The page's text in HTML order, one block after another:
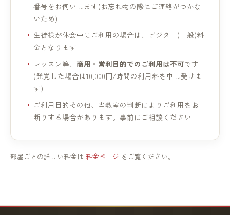
番号をお伺いします(お忘れ物の際にご連絡がつかな
いため)
生徒様が休会中にご利用の場合は、ビジター(一般)料
金となります
レッスン等、 商用・営利目的でのご利用は不可です
(発覚した場合は10,000円/時間の利用料を申し受けま
す)
ご利用目的その他、当教室の判断によりご利用をお
断りする場合があります。事前にご相談ください
部屋ごとの詳しい料金は 料金ページ をご覧ください。